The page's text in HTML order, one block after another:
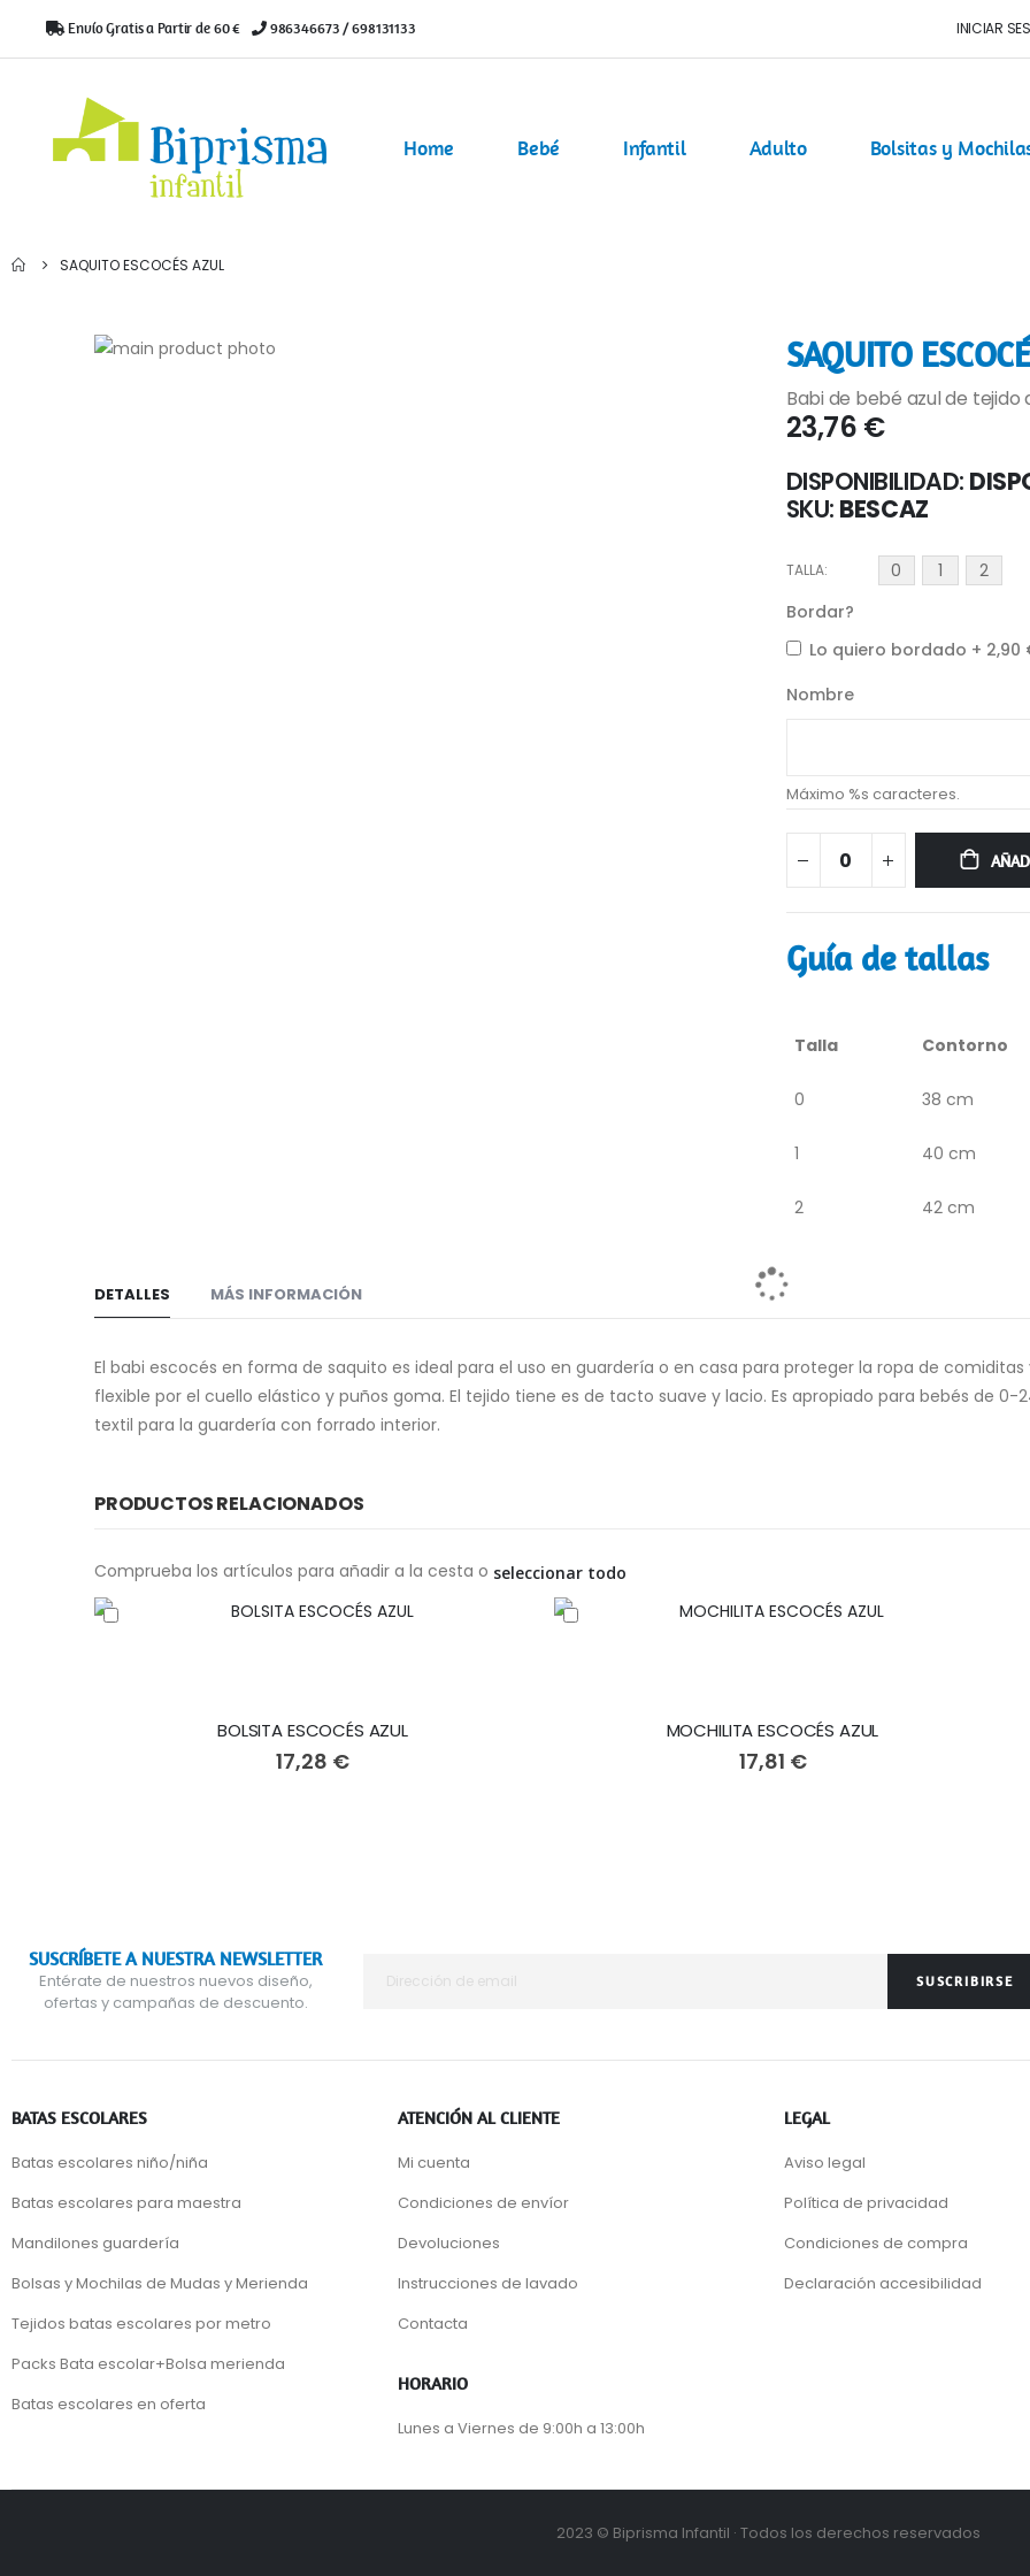
Envío Gratis a Partir de 60 € 986346673 / 698131133 INICIAR
Home Bebé Infantil Adulto Bolsitas y
SAQUITO ESCOCÉS AZUL
Saltar
SAQUITO
Babi de bebé azul de
23,76 €
DISPONIBILIDAD:
SKU BESCAZ
TALLA 0 1
2
Bordar?
Lo quiero bordado + 2,90
Nombre
Máximo %s caracteres.
Guía de tallas
Talla Contorno
0 38 cm
1 40 cm
2 42 cm
DETALLES
El babi escocés en forma de saquito es ideal para el uso en guardería o en casa para proteger la ropa de
flexible por el cuello elástico y puños goma. El tejido tiene es de tacto suave y lacio. Es apropiado para bebés de
textil para la guardería con forrado interior.
MÁS INFORMACIÓN
PRODUCTOS RELACIONADOS
Comprueba los artículos para añadir a la cesta o seleccionar todo
BOLSITA ESCOCÉS AZUL
17,28 €
MOCHILITA ESCOCÉS AZUL
17,81 €
SUSCRÍBETE A NUESTRA NEWSLETTER
Entérate de nuestros nuevos diseño,
ofertas y campañas de descuento.
SUSCRIBIRSE
BATAS ESCOLARES
Batas escolares niño/niña
Batas escolares para maestra
Mandilones guardería
Bolsas y Mochilas de Mudas y Merienda
Tejidos batas escolares por metro
Packs Bata escolar+Bolsa merienda
Batas escolares en oferta
ATENCIÓN AL CLIENTE
Mi cuenta
Condiciones de envíor
Devoluciones
Instrucciones de lavado
Contacta
HORARIO
Lunes a Viernes de 9:00h a 13:00h
LEGAL
Aviso legal
Política de privacidad
Condiciones de compra
Declaración accesibilidad
2023 © Biprisma Infantil · Todos los derechos reservados